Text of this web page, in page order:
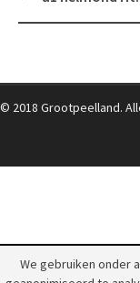
navigation
© 2018 Grootpeelland.
We gebruiken onder